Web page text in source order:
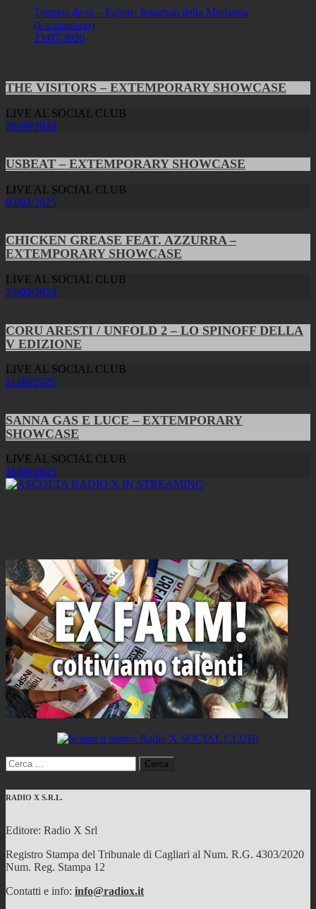
Tempus de oi – Fainas: Jonathan della Marianna
(Escalaplano)
23/07/2026
THE VISITORS – EXTEMPORARY SHOWCASE
LIVE AL SOCIAL CLUB
20/09/2024
USBEAT – EXTEMPORARY SHOWCASE
LIVE AL SOCIAL CLUB
03/02/2025
CHICKEN GREASE FEAT. AZZURRA –
EXTEMPORARY SHOWCASE
LIVE AL SOCIAL CLUB
23/09/2024
CORU ARESTI / UNFOLD 2 – LO SPINOFF DELLA
V EDIZIONE
LIVE AL SOCIAL CLUB
11/08/2025
SANNA GAS E LUCE – EXTEMPORARY
SHOWCASE
LIVE AL SOCIAL CLUB
16/09/2025
Ricerca
per:
RADIO X S.R.L.
Editore: Radio X Srl
Registro Stampa del Tribunale di Cagliari al Num. R.G. 4303/2020
Num. Reg. Stampa 12
Contatti e info: info@radiox.it